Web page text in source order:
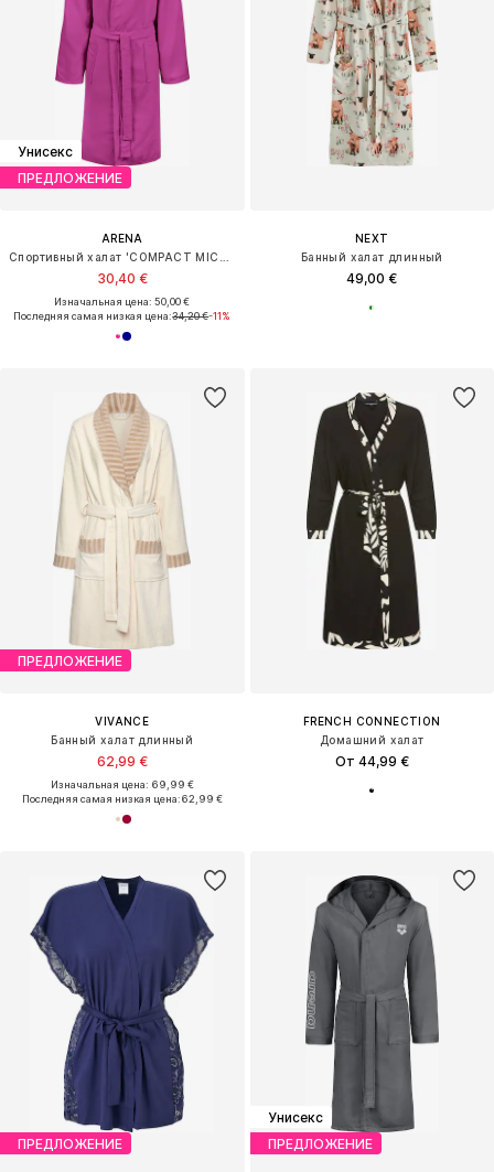
Унисекс
ПРЕДЛОЖЕНИЕ
ARENA
30,40 €
Изначальная цена: 50,00 €
Последняя самая низкая цена:34,20 €-11%
NEXT
Банный халат длинный
49,00 €
ПРЕДЛОЖЕНИЕ
VIVANCE
Банный халат длинный
62,99 €
Изначальная цена: 69,99 €
Последняя самая низкая цена:62,99 €
FRENCH CONNECTION
Домашний халат
От 44,99 €
ПРЕДЛОЖЕНИЕ
Унисекс
ПРЕДЛОЖЕНИЕ